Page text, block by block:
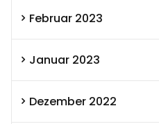
Februar 2023
Januar 2023
Dezember 2022